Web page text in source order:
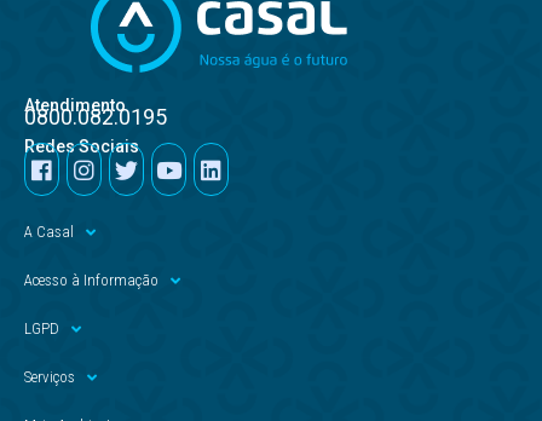
Atendimento
0800.082.0195
Redes Sociais
A Casal
Acesso à Informação
LGPD
Serviços